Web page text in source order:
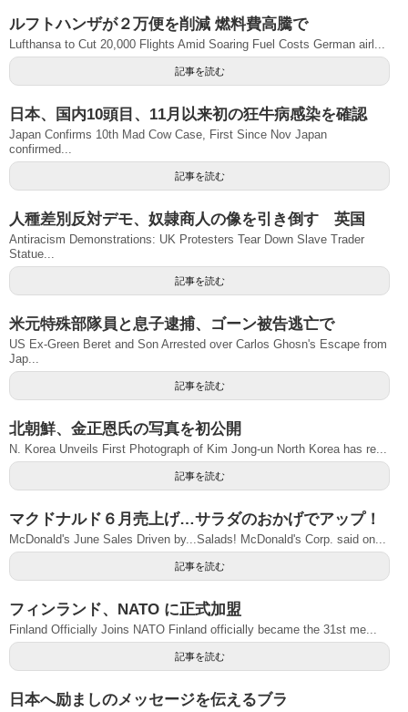
ルフトハンザが２万便を削減 燃料費高騰で
Lufthansa to Cut 20,000 Flights Amid Soaring Fuel Costs German airl...
記事を読む
日本、国内10頭目、11月以来初の狂牛病感染を確認
Japan Confirms 10th Mad Cow Case, First Since Nov Japan
confirmed...
記事を読む
人種差別反対デモ、奴隷商人の像を引き倒す 英国
Antiracism Demonstrations: UK Protesters Tear Down Slave Trader
Statue...
記事を読む
米元特殊部隊員と息子逮捕、ゴーン被告逃亡で
US Ex-Green Beret and Son Arrested over Carlos Ghosn's Escape from
Jap...
記事を読む
北朝鮮、金正恩氏の写真を初公開
N. Korea Unveils First Photograph of Kim Jong-un North Korea has re...
記事を読む
マクドナルド６月売上げ…サラダのおかげでアップ！
McDonald's June Sales Driven by...Salads! McDonald's Corp. said on...
記事を読む
フィンランド、NATO に正式加盟
Finland Officially Joins NATO Finland officially became the 31st me...
記事を読む
日本へ励ましのメッセージを伝えるブラ